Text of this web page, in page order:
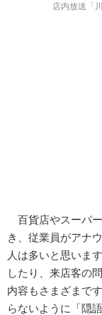
店内放送「
百貨店やスーパ
き、従業員がアナ
人は多いと思いま
したり、来店客の
内容もさまざまで
らないように「隠